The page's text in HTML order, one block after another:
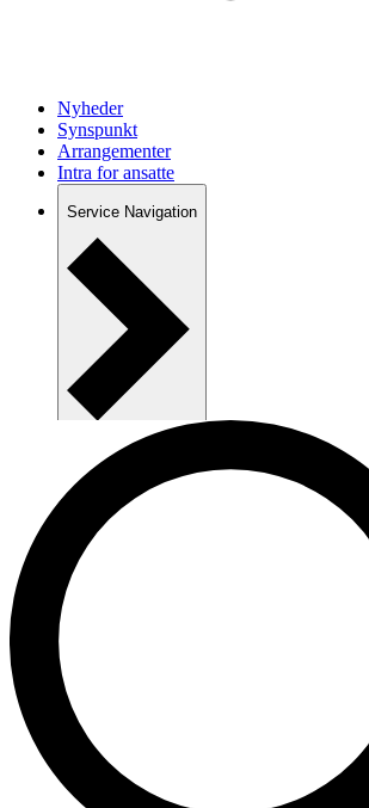
Nyheder
Synspunkt
Arrangementer
Intra for ansatte
Service Navigation